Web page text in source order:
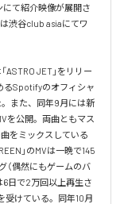
て紹介映像が展開さ
渋谷club asiaにてワ
ASTRO JET」をリリー
るSpotifyのオフィシャ
。また、同年9月には新
を公開。両曲ともマス
をミックスしている
」のMVは一晩で145
（偶然にもゲームのバ
6日で2万回以上再生さ
受けている。同年10月